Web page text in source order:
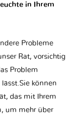
in Ihrem
Probleme
Rat, vorsichtig
Problem
können
das mit Ihrem
um mehr über